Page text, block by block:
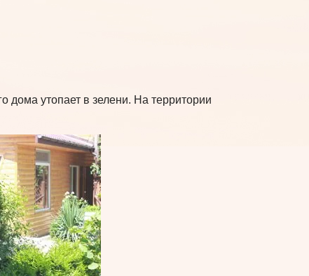
дома утопает в зелени. На территории